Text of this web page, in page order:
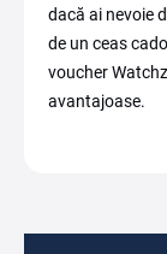
dacă ai nevoie
de un ceas
voucher
avantajoase.